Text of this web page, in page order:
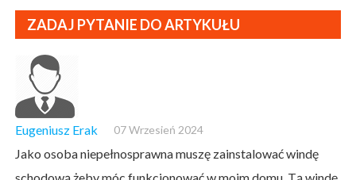
ZADAJ PYTANIE DO ARTYKUŁU
Eugeniusz Erak 07 Wrzesień 2024
Jako osoba niepełnosprawna muszę zainstalować windę